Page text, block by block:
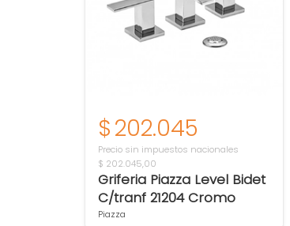
$202.045
Precio sin impuestos nacionales
$ 202.045,00
Griferia Piazza Level Bidet
C/tranf 21204 Cromo
Piazza